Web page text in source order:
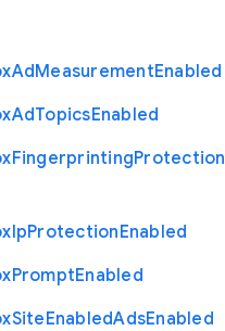
AdMeasurementEnabled
AdTopicsEnabled
FingerprintingProtection
IpProtectionEnabled
PromptEnabled
SiteEnabledAdsEnabled